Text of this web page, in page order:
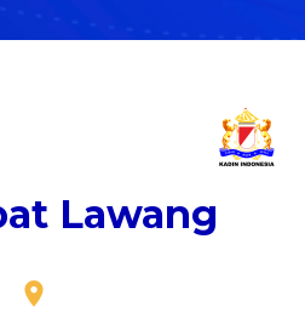
Lawang